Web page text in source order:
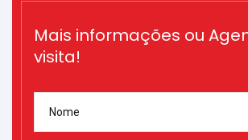
Mais informações ou
visita!
Nome